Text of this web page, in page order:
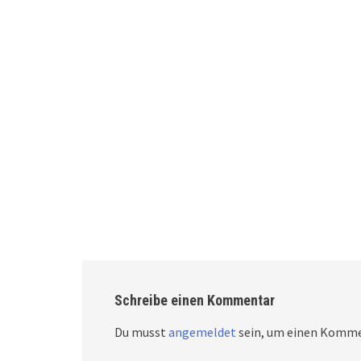
Schreibe einen Kommentar
Du musst angemeldet sein, um einen